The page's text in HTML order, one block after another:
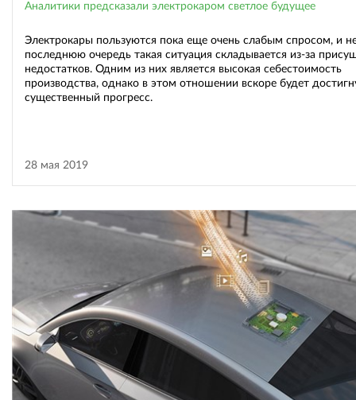
Аналитики предсказали электрокаром светлое будущее
Электрокары пользуются пока еще очень слабым спросом, и
последнюю очередь такая ситуация складывается из-за
недостатков. Одним из них является высокая себестоимость
производства, однако в этом отношении вскоре будет
существенный прогресс.
28 мая 2019